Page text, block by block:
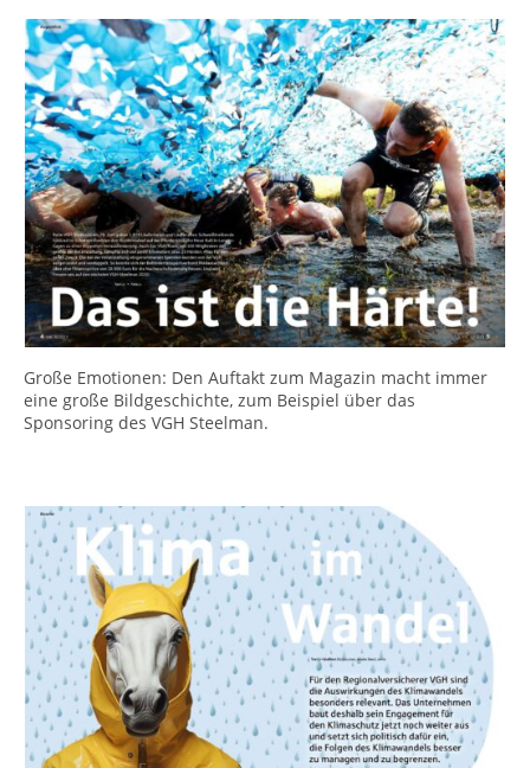
Große Emotionen: Den Auftakt zum Magazin macht immer
eine große Bildgeschichte, zum Beispiel über das
Sponsoring des VGH Steelman.